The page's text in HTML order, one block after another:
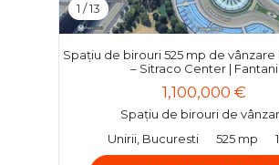
1 /13
Spațiu de birouri 525 mp de vânzare
– Sitraco Center | Fantani
1,100,000 €
Spațiu de birouri de
Unirii, Bucuresti
525 mp